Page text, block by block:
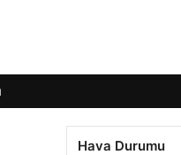
Hava Durumu